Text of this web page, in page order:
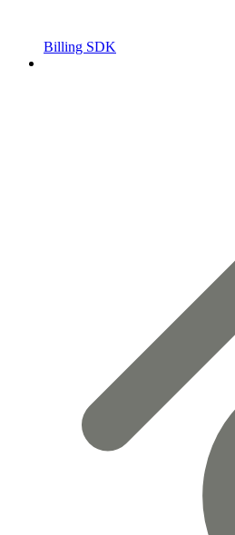
Billing SDK